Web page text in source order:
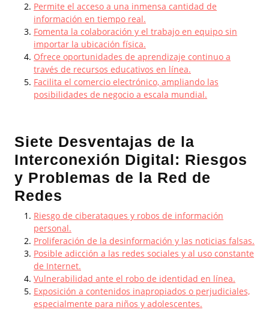
Permite el acceso a una inmensa cantidad de
información en tiempo real.
Fomenta la colaboración y el trabajo en equipo sin
importar la ubicación física.
Ofrece oportunidades de aprendizaje continuo a
través de recursos educativos en línea.
Facilita el comercio electrónico, ampliando las
posibilidades de negocio a escala mundial.
Siete Desventajas de la
Interconexión Digital: Riesgos
y Problemas de la Red de
Redes
Riesgo de ciberataques y robos de información
personal.
Proliferación de la desinformación y las noticias falsas.
Posible adicción a las redes sociales y al uso constante
de Internet.
Vulnerabilidad ante el robo de identidad en línea.
Exposición a contenidos inapropiados o perjudiciales,
especialmente para niños y adolescentes.